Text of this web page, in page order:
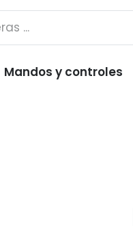
Mandos y controles